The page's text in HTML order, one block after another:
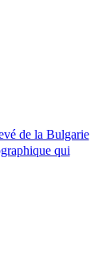
de la Bulgarie
qui